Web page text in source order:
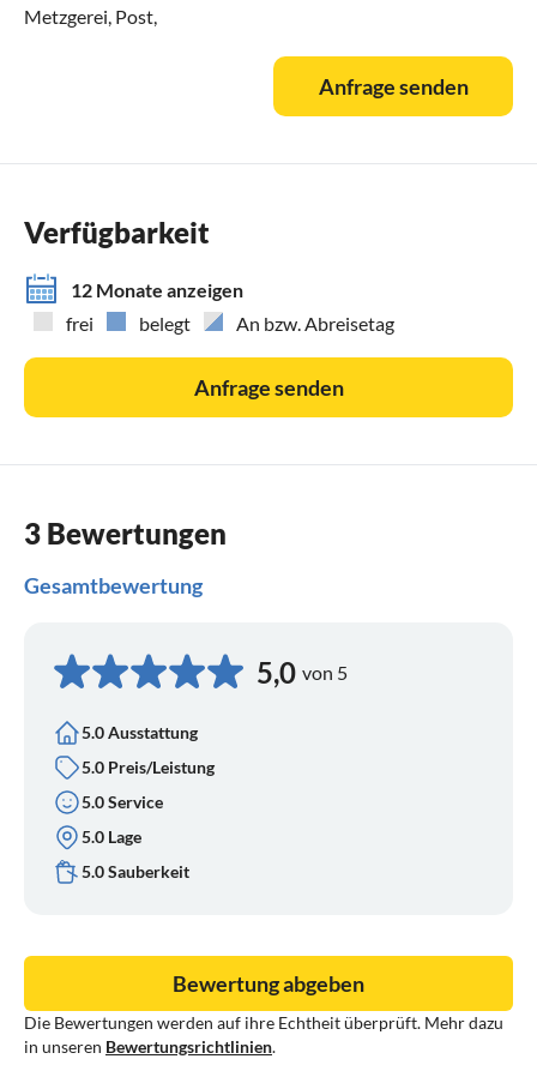
Metzgerei, Post,
Anfrage senden
Verfügbarkeit
12 Monate anzeigen
frei
belegt An bzw. Abreisetag
Anfrage senden
3 Bewertungen
Gesamtbewertung
5,0 von 5
5.0 Ausstattung
5.0 Preis/Leistung
5.0 Service
5.0 Lage
5.0 Sauberkeit
Die Bewertungen werden auf ihre Echtheit überprüft. Mehr dazu
in unseren Bewertungsrichtlinien.
Bewertung abgeben